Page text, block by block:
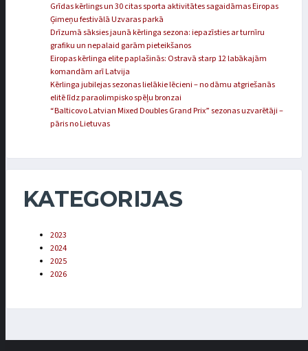
Grīdas kērlings un 30 citas sporta aktivitātes sagaidāmas Eiropas
Ģimeņu festivālā Uzvaras parkā
Drīzumā sāksies jaunā kērlinga sezona: iepazīsties ar turnīru
grafiku un nepalaid garām pieteikšanos
Eiropas kērlinga elite paplašinās: Ostravā starp 12 labākajām
komandām arī Latvija
Kērlinga jubilejas sezonas lielākie lēcieni – no dāmu atgriešanās
elitē līdz paraolimpisko spēļu bronzai
“Balticovo Latvian Mixed Doubles Grand Prix” sezonas uzvarētāji –
pāris no Lietuvas
KATEGORIJAS
2023
2024
2025
2026